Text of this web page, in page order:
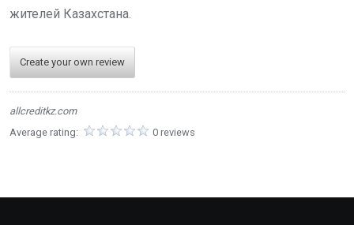
жителей Казахстана.
Create your own review
allcreditkz.com
Average rating:
0 reviews